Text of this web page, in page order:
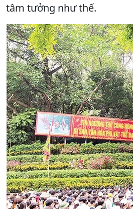
tâm tưởng như thế.